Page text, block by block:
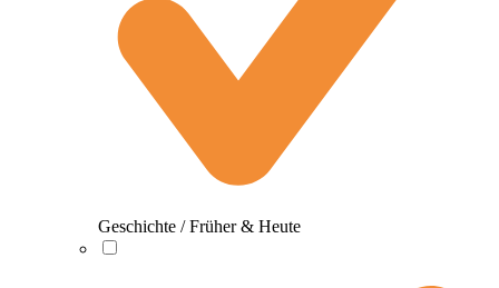
Geschichte / Früher & Heute